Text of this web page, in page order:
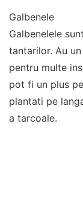
Galbenele
Galbenelele
tantarilor. Au
pentru multe
pot fi un plus
plantati pe
a tarcoale.